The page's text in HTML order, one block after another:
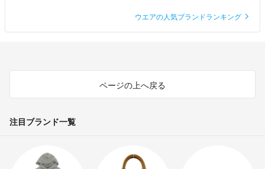
ウエアの人気ブランドランキング
ページの上へ戻る
注目ブランド一覧